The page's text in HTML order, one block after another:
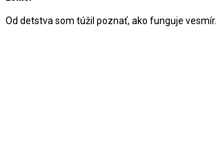
Od detstva som túžil poznať, ako funguje vesmír.